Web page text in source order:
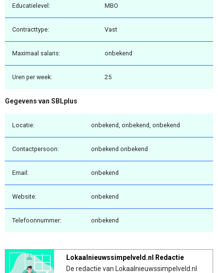
Educatielevel: MBO
Contracttype: Vast
Maximaal salaris: onbekend
Uren per week: 25
Gegevens van SBLplus
Locatie: onbekend, onbekend, onbekend
Contactpersoon: onbekend onbekend
Email: onbekend
Website: onbekend
Telefoonnummer: onbekend
Lokaalnieuwssimpelveld.nl Redactie
De redactie van Lokaalnieuwssimpelveld.nl